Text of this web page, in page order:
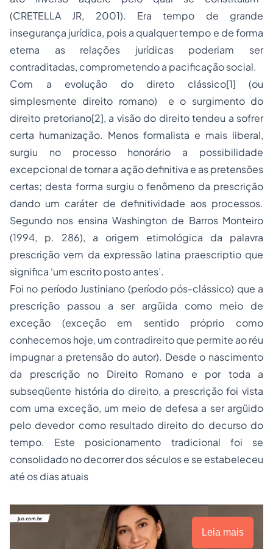
(CRETELLA JR, 2001). Era tempo de grande
insegurança jurídica, pois a qualquer tempo e de forma
eterna as relações jurídicas poderiam ser
contraditadas, comprometendo a pacificação social.
Com a evolução do direto clássico[1] (ou
simplesmente direito romano) e o surgimento do
direito pretoriano[2], a visão do direito tendeu a sofrer
certa humanização. Menos formalista e mais liberal,
surgiu no processo honorário a possibilidade
excepcional de tornar a ação definitiva e as pretensões
certas; desta forma surgiu o fenômeno da prescrição
dando um caráter de definitividade aos processos.
Segundo nos ensina Washington de Barros Monteiro
(1994, p. 286), a origem etimológica da palavra
prescrição vem da expressão latina praescriptioque
significa ‘um escrito posto antes’.
Foi no período Justiniano (período pós-clássico) que a
prescrição passou a ser argüida como meio de
exceção (exceção em sentido próprio como
conhecemos hoje, um contradireito que permite ao réu
impugnar a pretensão do autor). Desde o nascimento
da prescrição no Direito Romano e por toda a
subseqüente história do direito, a prescrição foi vista
com uma exceção, um meio de defesa a ser argüido
pelo devedor como resultado direito do decurso do
tempo. Este posicionamento tradicional foi se
consolidado no decorrer dos séculos e se estabeleceu
até os dias atuais
Leia mais